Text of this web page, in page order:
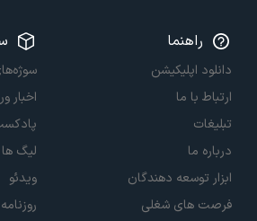
راهنما
دانلود اپلیکیشن
ارتباط با ما
تبلیغات
درباره ما
ابزار توسعه دهندگان
فرصت های شغلی
اخبار
لیگ
ویدئو
روزنامه